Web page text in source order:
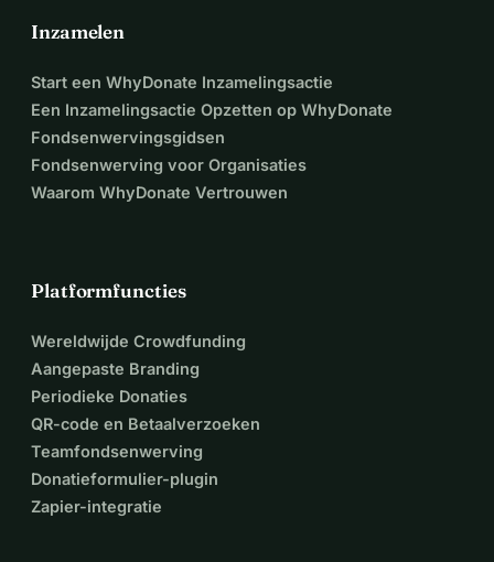
Inzamelen
Start een WhyDonate Inzamelingsactie
Een Inzamelingsactie Opzetten op WhyDonate
Fondsenwervingsgidsen
Fondsenwerving voor Organisaties
Waarom WhyDonate Vertrouwen
Platformfuncties
Wereldwijde Crowdfunding
Aangepaste Branding
Periodieke Donaties
QR-code en Betaalverzoeken
Teamfondsenwerving
Donatieformulier-plugin
Zapier-integratie